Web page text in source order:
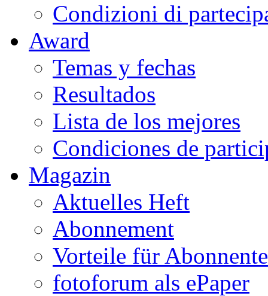
Condizioni di
Award
Temas y fechas
Resultados
Lista de los mejores
Condiciones de
Magazin
Aktuelles Heft
Abonnement
Vorteile für
fotoforum als ePaper